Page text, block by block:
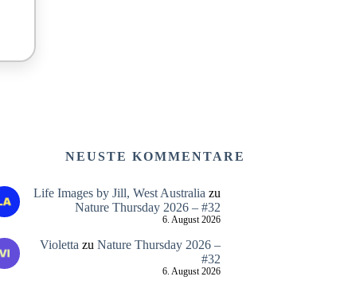
NEUSTE KOMMENTARE
Life Images by Jill, West Australia zu
Nature Thursday 2026 – #32
6. August 2026
Violetta zu Nature Thursday 2026 –
#32
6. August 2026